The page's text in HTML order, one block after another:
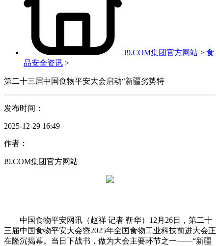
J9.COM集团官方网站 > 食
品安全资讯 >
第二十三届中国食物平安大会启动“新疆劣势特
发布时间：
2025-12-29 16:49
作者：
J9.COM集团官方网站
中国食物平安网讯（赵祥 记者 靳华）12月26日，第二十
三届中国食物平安大会暨2025年全国食物工业科技前进大会正
在隆沉揭幕。当日下战书，做为大会主要环节之一——“新疆